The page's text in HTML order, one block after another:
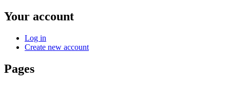
Your account
Log in
Create new account
Pages